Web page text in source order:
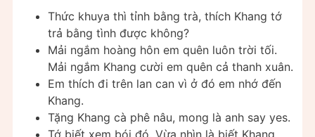
Thức khuya thì tỉnh bằng trà, thích Khang tớ
trả bằng tình được không?
Mải ngắm hoàng hôn em quên luôn trời tối.
Mải ngắm Khang cười em quên cả thanh xuân.
Em thích đi trên lan can vì ở đó em nhớ đến
Khang.
Tặng Khang cà phê nâu, mong là anh say yes.